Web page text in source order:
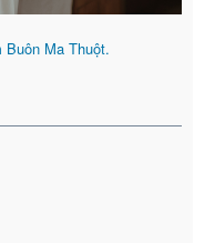
Buôn Ma Thuột.